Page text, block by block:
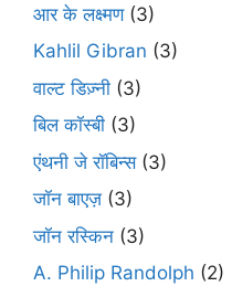
आर के लक्ष्मण(3)
Kahlil Gibran (3)
वाल्ट डिज़्नी (3)
बिल कॉस्बी (3)
एंथनी जे रॉबिन्स(3)
जॉन बाएज़ (3)
जॉन रस्किन (3)
A. Philip Randolph (2)